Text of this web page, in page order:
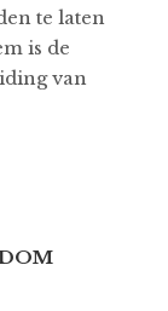
te laten
is de
van